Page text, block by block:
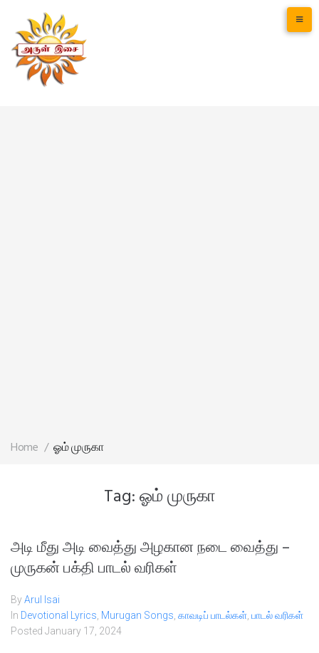
Home / ஓம் முருகா
Tag:ஓம் முருகா
அடி மீது அடி வைத்து அழகான நடை வைத்து –
முருகன் பக்தி பாடல் வரிகள்
ByArul Isai
In Devotional Lyrics Murugan Songs காவடிப் பாடல்கள் பாடல் வரிகள்
Posted January 17, 2024